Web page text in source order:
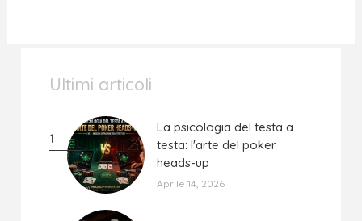
Ultimi articoli
1
La psicologia del testa a
testa: l'arte del poker
heads-up
La psicologia del testa a
testa: l'arte del poker
heads-up
Aprile 14, 2026